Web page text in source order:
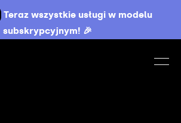
Teraz wszystkie usługi w modelu
subskrypcyjnym! 🎉